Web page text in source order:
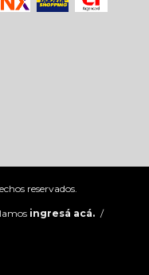
reservados.
ingresá acá. /